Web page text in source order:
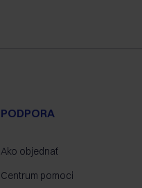
PODPORA
Ako objednať
Centrum pomoci